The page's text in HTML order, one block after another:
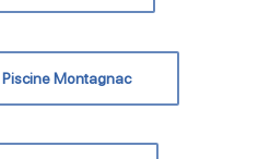
Montagnac